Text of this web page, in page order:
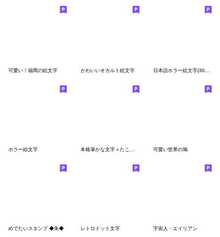
可愛い！福岡の絵文字 かわいいオカルト絵文字 日本語ホラー絵文字(305種)
ホラー絵文字 可愛い世界の鳩
めでたいスタンプ ◆朱◆ レトロドット文字 宇宙人・エイリアン